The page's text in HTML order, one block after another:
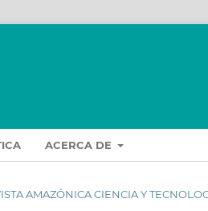
ACERCA DE
AMAZÓNICA CIENCIA Y